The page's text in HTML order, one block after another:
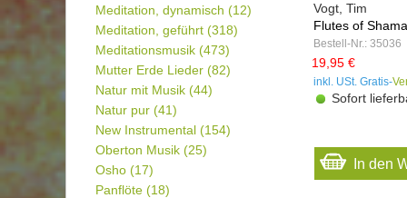
Meditation, dynamisch (12)
Meditation, geführt (318)
Meditationsmusik (473)
Mutter Erde Lieder (82)
Natur mit Musik (44)
Natur pur (41)
New Instrumental (154)
Oberton Musik (25)
Osho (17)
Panflöte (18)
Vogt, Tim
Flutes of
Bestell-Nr.: 35036
19,95 €
inkl. USt. Gratis-
Sofort
In den